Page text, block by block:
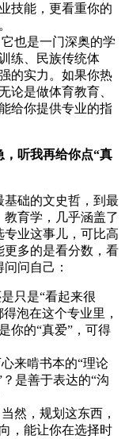
技能，更看重你的
也是一门深奥的学
练、民族传统体
的实力。如果你热
论是做体育教育、
给你提供专业的指
听我再给你点“真
基础的文史哲，到最
育学，几乎涵盖了
业这事儿，可比高
更多的是看分数，看
问自己：
只是“看起来很
泡在这个专业里，
你的“真爱”，可得
来啃书本的“理论
是善于表达的“沟
当然，规划这东西，
，能让你在选择时